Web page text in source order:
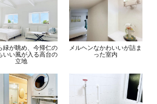
緑が眺め、今帰仁の
いい風が入る高台の
立地
メルヘンなかわいいが詰ま
った室内